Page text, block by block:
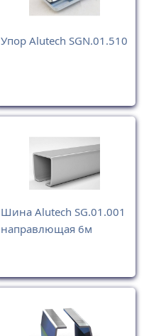
Упор Alutech SGN.01.510
Шина Alutech SG.01.001
направлющая 6м